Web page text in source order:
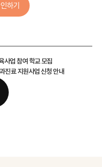
하기
사업 참여 학교 모집
료 지원사업 신청 안내